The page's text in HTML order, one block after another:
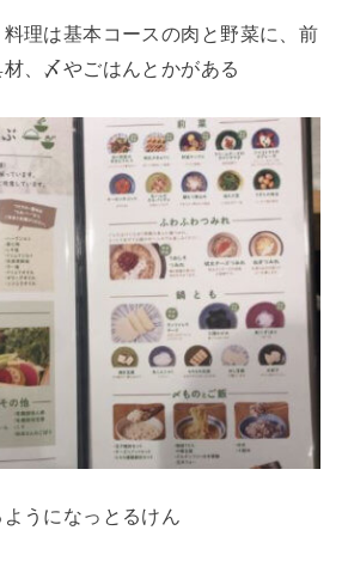
理は基本コースの肉と野菜に、前
、〆やごはんとかがある
うになっとるけん